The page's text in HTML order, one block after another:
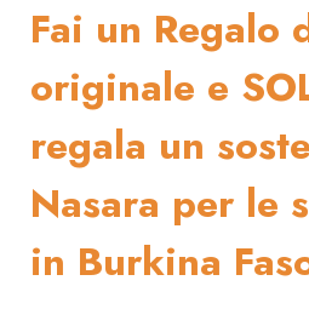
Fai un Regalo
originale e
regala un
Nasara per le
in Burkina